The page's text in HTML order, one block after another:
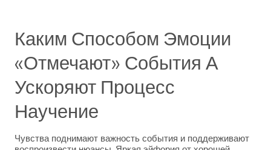
Каким Способом Эмоции
«отмечают» События А
Ускоряют Процесс
Научение
Чувства поднимают важность события и поддерживают